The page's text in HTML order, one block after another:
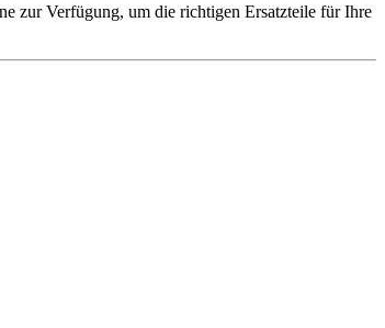
zur Verfügung, um die richtigen Ersatzteile für Ihre